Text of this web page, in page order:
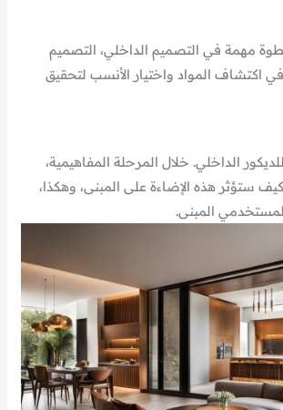
مهمة في التصميم الداخلي، التصميم
اكتشاف المواد واختيار الأنسب لتحقيق
الداخلي. خلال المرحلة المفاهيمية،
ستؤثر هذه الإضاءة على المبنى، وهكذا،
المبنى.